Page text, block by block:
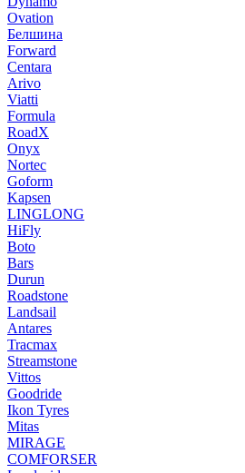
Ovation
Белшина
Forward
Centara
Arivo
Viatti
Formula
RoadX
Onyx
Nortec
Goform
Kapsen
LINGLONG
HiFly
Boto
Bars
Durun
Roadstone
Landsail
Antares
Tracmax
Streamstone
Vittos
Goodride
Ikon Tyres
Mitas
MIRAGE
COMFORSER